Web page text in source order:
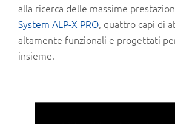
alla ricerca delle massime
System ALP-X PRO, quattro capi di
altamente funzionali e progettati
insieme.